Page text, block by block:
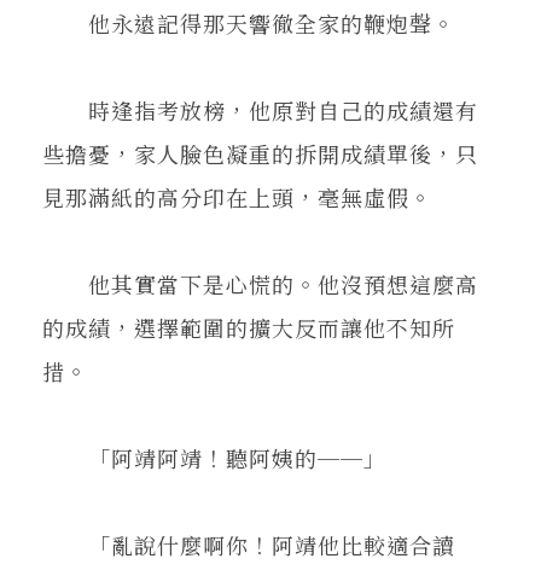
他永遠記得那天響徹全家的鞭炮聲。
時逢指考放榜，他原對自己的成績還有
些擔憂，家人臉色凝重的拆開成績單後，只
見那滿紙的高分印在上頭，毫無虛假。
他其實當下是心慌的。他沒預想這麼高
的成績，選擇範圍的擴大反而讓他不知所
措。
「阿靖阿靖！聽阿姨的──」
「亂說什麼啊你！阿靖他比較適合讀